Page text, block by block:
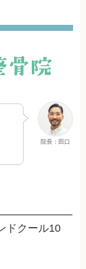
院長：田口
ドクール10